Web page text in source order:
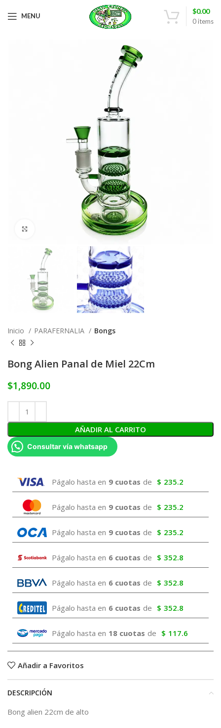
MENU
0items
$0.00
Inicio PARAFERNALIA Bongs
Bong Alien Panal de Miel 22Cm
$1,890.00
AÑADIR AL CARRITO
Consultar vía whatsapp
Págalo hasta en 9 cuotas de $ 235.2
Págalo hasta en 9 cuotas de $ 235.2
Págalo hasta en 9 cuotas de $ 235.2
Págalo hasta en 6 cuotas de $ 352.8
Págalo hasta en 6 cuotas de $ 352.8
Págalo hasta en 6 cuotas de $ 352.8
Págalo hasta en 18 cuotas de $ 117.6
Añadir a Favoritos
DESCRIPCIÓN
Bong alien 22cm de alto